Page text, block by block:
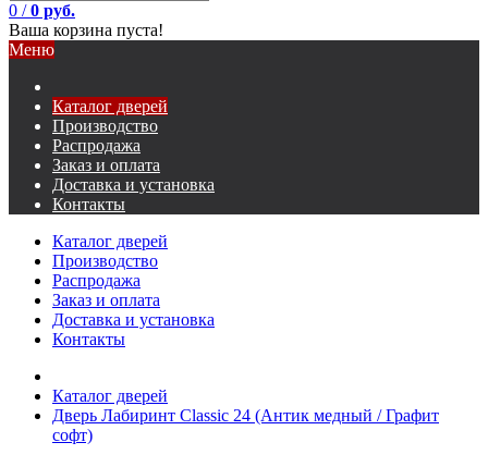
0 / 0 руб.
Ваша корзина пуста!
Меню
Каталог дверей
Производство
Распродажа
Заказ и оплата
Доставка и установка
Контакты
Каталог дверей
Производство
Распродажа
Заказ и оплата
Доставка и установка
Контакты
Каталог дверей
Дверь Лабиринт Classic 24 (Антик медный / Графит
софт)